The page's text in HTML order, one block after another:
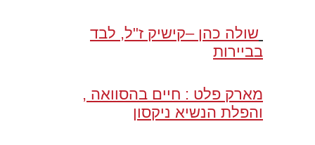
שולה כהן –קישיק ז"ל, לבד
בביירות
מארק פלט : חיים בהסוואה ,
והפלת הנשיא ניקסון